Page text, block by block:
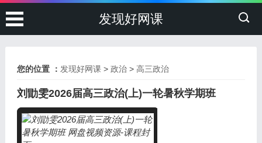
发现好网课
您的位置 ： 发现好网课> 政治> 高三政治
刘勖雯2026届高三政治(上)一轮暑秋学期班